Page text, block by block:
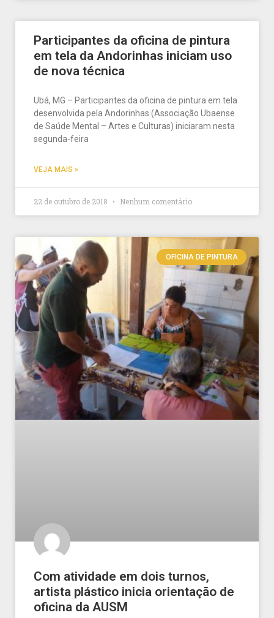
Participantes da oficina de pintura
em tela da Andorinhas iniciam uso
de nova técnica
Ubá, MG – Participantes da oficina de pintura em tela
desenvolvida pela Andorinhas (Associação Ubaense
de Saúde Mental – Artes e Culturas) iniciaram nesta
segunda-feira
VEJA MAIS »
22 de outubro de 2018 Nenhum comentário
OFICINA DE PINTURA
Com atividade em dois turnos,
artista plástico inicia orientação de
oficina da AUSM